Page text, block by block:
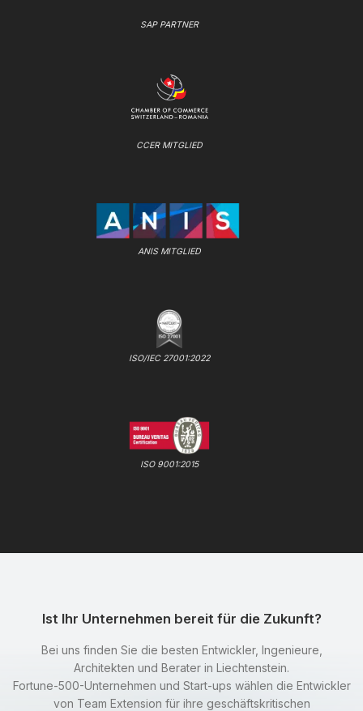
SAP PARTNER
CCER MITGLIED
ANIS MITGLIED
ISO/IEC 27001:2022
ISO 9001:2015
Ist Ihr Unternehmen bereit für die Zukunft?
Bei uns finden Sie die besten Entwickler, Ingenieure,
Architekten und Berater in Liechtenstein.
Fortune-500-Unternehmen und Start-ups wählen die Entwickler
von Team Extension für ihre geschäftskritischen